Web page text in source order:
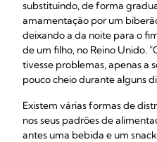
substituindo, de forma
amamentação por um
deixando a da noite para o
de um filho, no Reino Unido.
tivesse problemas, apenas a
pouco cheio durante alguns
Existem várias formas de
nos seus padrões de
antes uma bebida e um